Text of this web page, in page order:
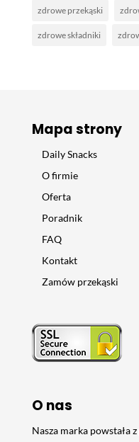
zdrowe przekąski
zdrowe składniki
Mapa strony
Daily Snacks
O firmie
Oferta
Poradnik
FAQ
Kontakt
Zamów przekąski
O nas
Nasza marka powstała